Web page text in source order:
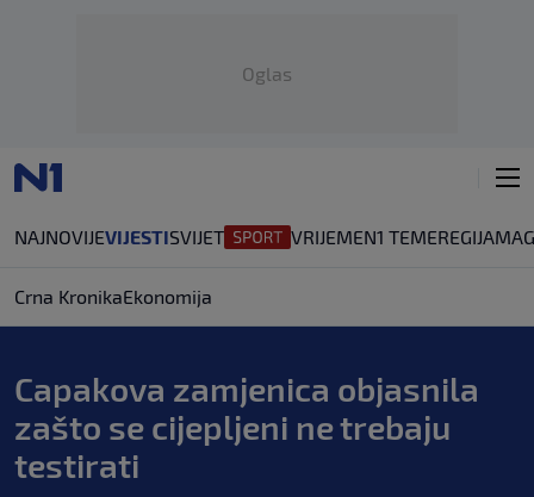
Oglas
NAJNOVIJEVIJESTISVIJET VRIJEMEN1 TEMEREGIJA
Crna KronikaEkonomija
Capakova zamjenica objasnila
zašto se cijepljeni ne trebaju
testirati